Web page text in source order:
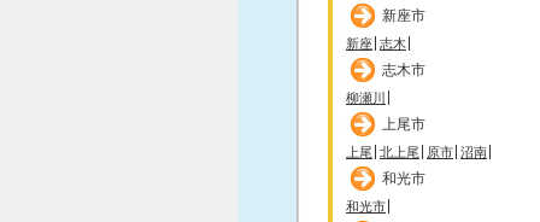
新座市
新座 志木
志木市
柳瀬川
上尾市
上尾 北上尾 原市 沼南
和光市
和光市